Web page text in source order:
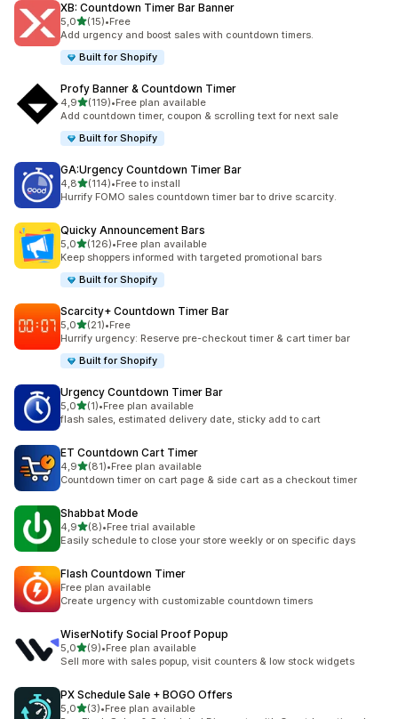
XB: Countdown Timer Bar Banner
5,05 yıldız üzerinden
(15)
toplam 15 değerlendirme
•Free
Add urgency and boost sales with countdown timers.
Built for Shopify
Profy Banner & Countdown Timer
4,95 yıldız üzerinden
(119)
toplam 119 değerlendirme
•Free plan available
Add countdown timer, coupon & scrolling text for next sale
Built for Shopify
GA:Urgency Countdown Timer Bar
4,85 yıldız üzerinden
(114)
toplam 114 değerlendirme
•Free to install
Hurrify FOMO sales countdown timer bar to drive scarcity.
Quicky Announcement Bars
5,05 yıldız üzerinden
(126)
toplam 126 değerlendirme
•Free plan available
Keep shoppers informed with targeted promotional bars
Built for Shopify
Scarcity+ Countdown Timer Bar
5,05 yıldız üzerinden
(21)
toplam 21 değerlendirme
•Free
Hurrify urgency: Reserve pre-checkout timer & cart timer bar
Built for Shopify
Urgency Countdown Timer Bar
5,05 yıldız üzerinden
(1)
toplam 1 değerlendirme
•Free plan available
flash sales, estimated delivery date, sticky add to cart
ET Countdown Cart Timer
4,95 yıldız üzerinden
(81)
toplam 81 değerlendirme
•Free plan available
Countdown timer on cart page & side cart as a checkout timer
Shabbat Mode
4,95 yıldız üzerinden
(8)
toplam 8 değerlendirme
•Free trial available
Easily schedule to close your store weekly or on specific days
Flash Countdown Timer
Free plan available
Create urgency with customizable countdown timers
WiserNotify Social Proof Popup
5,05 yıldız üzerinden
(9)
toplam 9 değerlendirme
•Free plan available
Sell more with sales popup, visit counters & low stock widgets
PX Schedule Sale + BOGO Offers
5,05 yıldız üzerinden
(3)
toplam 3 değerlendirme
•Free plan available